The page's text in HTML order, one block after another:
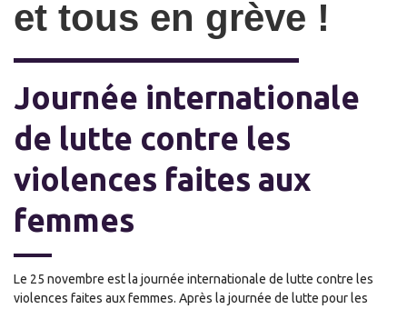
et tous en grève !
Journée internationale
de lutte contre les
violences faites aux
femmes
Le 25 novembre est la journée internationale de lutte contre les
violences faites aux femmes. Après la journée de lutte pour les